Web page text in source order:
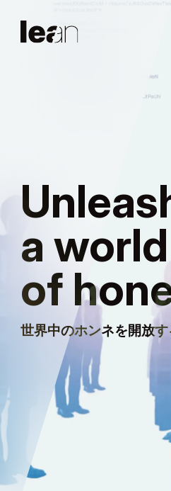
a world
of
世界中のホンネを開放す